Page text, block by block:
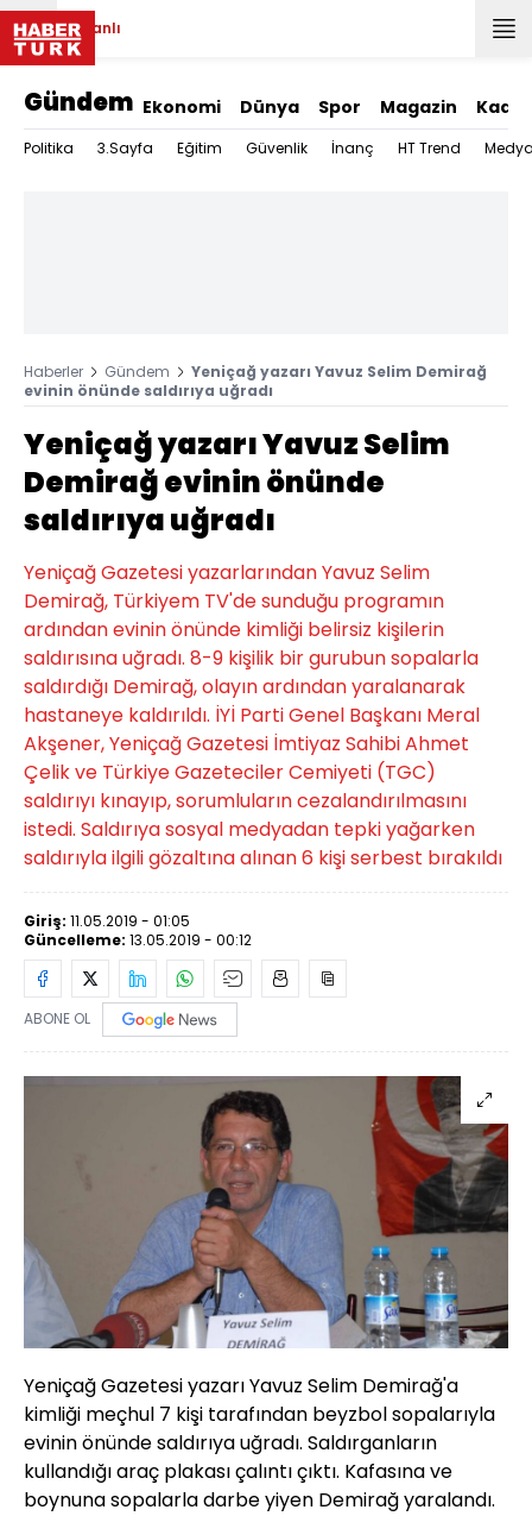
Canlı
Gündem Ekonomi Dünya Spor Magazin Kadın
Politika 3.Sayfa Eğitim Güvenlik İnanç HT Trend
Haberler Gündem
Yeniçağ yazarı Yavuz Selim Demirağ
evinin önünde saldırıya uğradı
Yeniçağ yazarı Yavuz Selim
Demirağ evinin önünde
saldırıya uğradı
Yeniçağ Gazetesi yazarlarından Yavuz Selim
Demirağ, Türkiyem TV'de sunduğu programın
ardından evinin önünde kimliği belirsiz kişilerin
saldırısına uğradı. 8-9 kişilik bir gurubun sopalarla
saldırdığı Demirağ, olayın ardından yaralanarak
hastaneye kaldırıldı. İYİ Parti Genel Başkanı Meral
Akşener, Yeniçağ Gazetesi İmtiyaz Sahibi Ahmet
Çelik ve Türkiye Gazeteciler Cemiyeti (TGC)
saldırıyı kınayıp, sorumluların cezalandırılmasını
istedi. Saldırıya sosyal medyadan tepki yağarken
saldırıyla ilgili gözaltına alınan 6 kişi serbest bırakıldı
Giriş: 11.05.2019 - 01:05
Güncelleme: 13.05.2019 - 00:12
ABONE OL
Yeniçağ Gazetesi yazarı Yavuz Selim Demirağ'a
kimliği meçhul 7 kişi tarafından beyzbol sopalarıyla
evinin önünde saldırıya uğradı. Saldırganların
kullandığı araç plakası çalıntı çıktı. Kafasına ve
boynuna sopalarla darbe yiyen Demirağ yaralandı.